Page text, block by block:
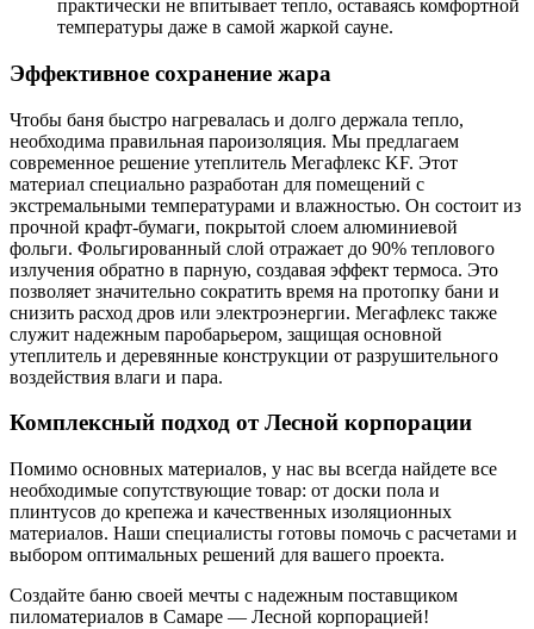
практически не впитывает тепло, оставаясь комфортной
температуры даже в самой жаркой сауне.
Эффективное сохранение жара
Чтобы баня быстро нагревалась и долго держала тепло,
необходима правильная пароизоляция. Мы предлагаем
современное решение утеплитель Мегафлекс KF. Этот
материал специально разработан для помещений с
экстремальными температурами и влажностью. Он состоит из
прочной крафт-бумаги, покрытой слоем алюминиевой
фольги. Фольгированный слой отражает до 90% теплового
излучения обратно в парную, создавая эффект термоса. Это
позволяет значительно сократить время на протопку бани и
снизить расход дров или электроэнергии. Мегафлекс также
служит надежным паробарьером, защищая основной
утеплитель и деревянные конструкции от разрушительного
воздействия влаги и пара.
Комплексный подход от Лесной корпорации
Помимо основных материалов, у нас вы всегда найдете все
необходимые сопутствующие товар: от доски пола и
плинтусов до крепежа и качественных изоляционных
материалов. Наши специалисты готовы помочь с расчетами и
выбором оптимальных решений для вашего проекта.
Создайте баню своей мечты с надежным поставщиком
пиломатериалов в Самаре — Лесной корпорацией!